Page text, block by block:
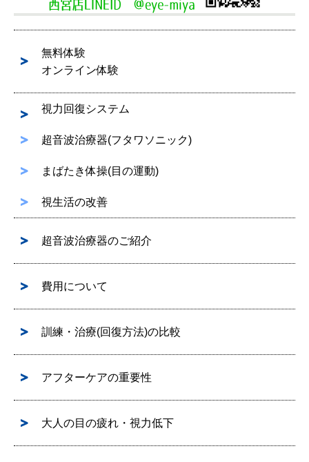
無料体験
オンライン体験
視力回復システム
超音波治療器(フタワソニック)
まばたき体操(目の運動)
視生活の改善
超音波治療器のご紹介
費用について
訓練・治療(回復方法)の比較
アフターケアの重要性
大人の目の疲れ・視力低下